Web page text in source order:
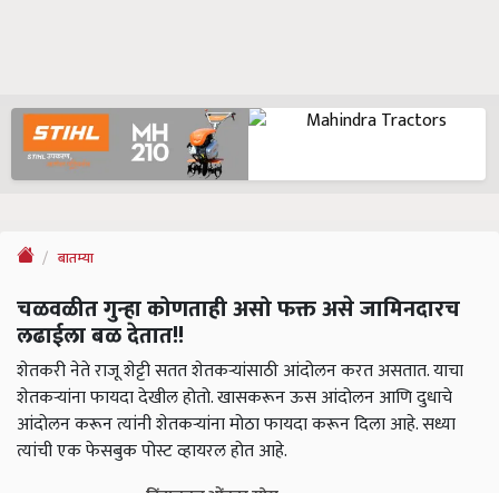
बातम्या
चळवळीत गुन्हा कोणताही असो फक्त असे जामिनदारच
लढाईला बळ देतात!!
शेतकरी नेते राजू शेट्टी सतत शेतकऱ्यांसाठी आंदोलन करत असतात. याचा
शेतकऱ्यांना फायदा देखील होतो. खासकरून ऊस आंदोलन आणि दुधाचे
आंदोलन करून त्यांनी शेतकऱ्यांना मोठा फायदा करून दिला आहे. सध्या
त्यांची एक फेसबुक पोस्ट व्हायरल होत आहे.